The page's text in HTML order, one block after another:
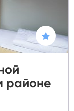
районе